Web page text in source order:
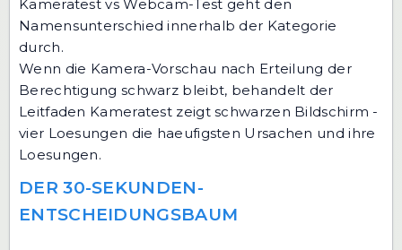
Kameratest vs Webcam-Test geht den
Namensunterschied innerhalb der Kategorie
durch.
Wenn die Kamera-Vorschau nach Erteilung der
Berechtigung schwarz bleibt, behandelt der
Leitfaden Kameratest zeigt schwarzen Bildschirm -
vier Loesungen die haeufigsten Ursachen und ihre
Loesungen.
DER 30-SEKUNDEN-
ENTSCHEIDUNGSBAUM